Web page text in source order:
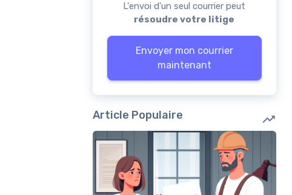
L'envoi d'un seul courrier peut
résoudre votre litige
Envoyer mon courrier
maintenant
Article Populaire